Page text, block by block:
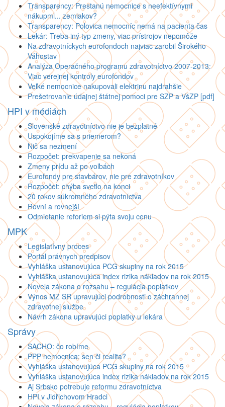
Transparency: Prestanú nemocnice s neefektívnymi
nákupmi... zemiakov?
Transparency: Polovica nemocníc nemá na pacienta čas
Lekár: Treba iný typ zmeny, viac prístrojov nepomôže
Na zdravotníckych eurofondoch najviac zarobil Širokého
Váhostav
Analýza Operačného programu zdravotníctvo 2007-2013:
Viac verejnej kontroly eurofondov
Veľké nemocnice nakupovali elektrinu najdrahšie
Prešetrovanie údajnej štátnej pomoci pre SZP a VšZP [pdf]
HPI v médiách
Slovenské zdravotníctvo nie je bezplatné
Uspokojíme sa s priemerom?
Nič sa nezmení
Rozpočet: prekvapenie sa nekoná
Zmeny prídu až po voľbách
Eurofondy pre stavbárov, nie pre zdravotníkov
Rozpočet: chýba svetlo na konci
20 rokov súkromného zdravotníctva
Rovní a rovnejší
Odmietanie reforiem si pýta svoju cenu
MPK
Legislatívny proces
Portál právnych predpisov
Vyhláška ustanovujúca PCG skupiny na rok 2015
Vyhláška ustanovujúca index rizika nákladov na rok 2015
Novela zákona o rozsahu – regulácia poplatkov
Výnos MZ SR upravujúci podrobnosti o záchrannej
zdravotnej službe
Návrh zákona upravujúci poplatky u lekára
Správy
SACHO: čo robíme
PPP nemocnica: sen či realita?
Vyhláška ustanovujúca PCG skupiny na rok 2015
Vyhláška ustanovujúca index rizika nákladov na rok 2015
Aj Srbsko potrebuje reformu zdravotníctva
HPI v Jidřichovom Hradci